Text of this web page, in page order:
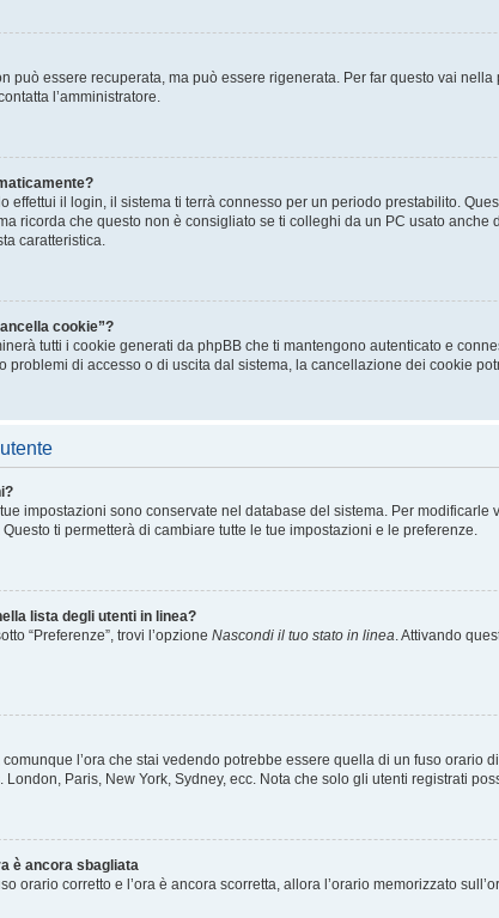
può essere recuperata, ma può essere rigenerata. Per far questo vai
l’amministratore.
effettui il login, il sistema ti terrà connesso per un periodo prestabilito.
ricorda che questo non è consigliato se ti colleghi da un PC usato
caratteristica.
cookie”?
tutti i cookie generati da phpBB che ti mantengono autenticato e
problemi di accesso o di uscita dal sistema, la cancellazione dei cookie
impostazioni sono conservate nel database del sistema. Per
ti permetterà di cambiare tutte le tue impostazioni e le preferenze.
lista degli utenti in linea?
“Preferenze”, trovi l’opzione Nascondi il tuo stato in linea . Attivando
comunque l’ora che stai vedendo potrebbe essere quella di un fuso
Paris, New York, Sydney, ecc. Nota che solo gli utenti registrati
è ancora sbagliata
orario corretto e l’ora è ancora scorretta, allora l’orario memorizzato